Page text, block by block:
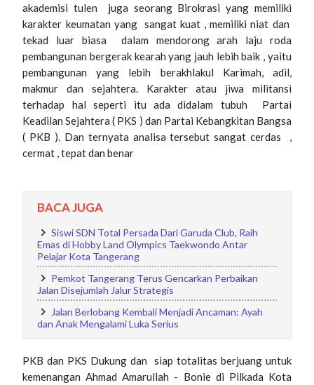
akademisi tulen juga seorang Birokrasi yang memiliki
karakter keumatan yang sangat kuat , memiliki niat dan
tekad luar biasa dalam mendorong arah laju roda
pembangunan bergerak kearah yang jauh lebih baik , yaitu
pembangunan yang lebih berakhlakul Karimah, adil,
makmur dan sejahtera. Karakter atau jiwa militansi
terhadap hal seperti itu ada didalam tubuh Partai
Keadilan Sejahtera ( PKS ) dan Partai Kebangkitan Bangsa
( PKB ). Dan ternyata analisa tersebut sangat cerdas ,
cermat , tepat dan benar
BACA JUGA
Siswi SDN Total Persada Dari Garuda Club, Raih
Emas di Hobby Land Olympics Taekwondo Antar
Pelajar Kota Tangerang
Pemkot Tangerang Terus Gencarkan Perbaikan
Jalan Disejumlah Jalur Strategis
Jalan Berlobang Kembali Menjadi Ancaman: Ayah
dan Anak Mengalami Luka Serius
PKB dan PKS Dukung dan siap totalitas berjuang untuk
kemenangan Ahmad Amarullah - Bonie di Pilkada Kota